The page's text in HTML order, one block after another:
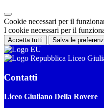
Cookie necessari per il
I cookie necessari per il
Accetta tutti Salva le
Liceo
Contatti
Liceo Giuliano Della Rovere